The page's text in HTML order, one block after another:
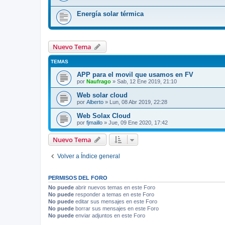
Energía solar térmica
Nuevo Tema
TEMAS
APP para el movil que usamos en FV
por Naufrago » Sab, 12 Ene 2019, 21:10
Web solar cloud
por Alberto » Lun, 08 Abr 2019, 22:28
Web Solax Cloud
por fjmaillo » Jue, 09 Ene 2020, 17:42
Nuevo Tema
Volver a Índice general
PERMISOS DEL FORO
No puede abrir nuevos temas en este Foro
No puede responder a temas en este Foro
No puede editar sus mensajes en este Foro
No puede borrar sus mensajes en este Foro
No puede enviar adjuntos en este Foro